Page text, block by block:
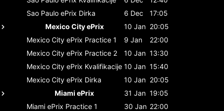
Sao Paulo ePrix Dirka 6 Dec
17:05
Mexico City ePrix
10 Jan 20:05
Mexico City ePrix Practice 1 9 Jan
22:00
Mexico City ePrix Practice 2 10 Jan 13:30
Mexico City ePrix Kvalifikacije 10 Jan 15:40
Mexico City ePrix Dirka 10 Jan 20:05
Miami ePrix
31 Jan 19:05
Miami ePrix Practice 1 30 Jan 22:00